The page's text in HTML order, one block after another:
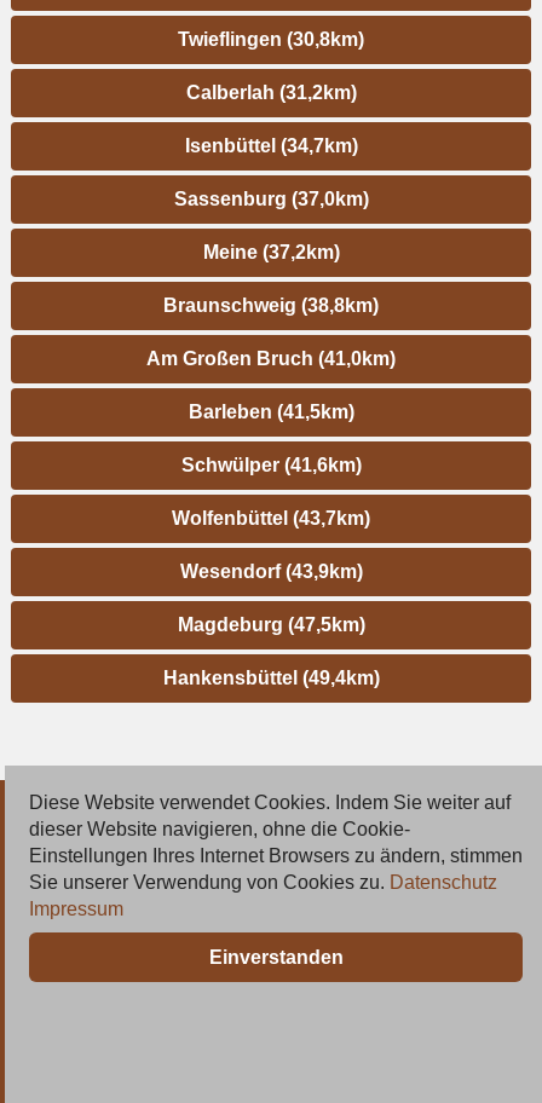
Twieflingen (30,8km)
Calberlah (31,2km)
Isenbüttel (34,7km)
Sassenburg (37,0km)
Meine (37,2km)
Braunschweig (38,8km)
Am Großen Bruch (41,0km)
Barleben (41,5km)
Schwülper (41,6km)
Wolfenbüttel (43,7km)
Wesendorf (43,9km)
Magdeburg (47,5km)
Hankensbüttel (49,4km)
© 2026 Deutsche Jobmarkt GmbH
Inserieren
Kontakt
Diese Website verwendet Cookies. Indem Sie weiter auf
dieser Website navigieren, ohne die Cookie-
Einstellungen Ihres Internet Browsers zu ändern, stimmen
Sie unserer Verwendung von Cookies zu. Datenschutz
Impressum
Einverstanden